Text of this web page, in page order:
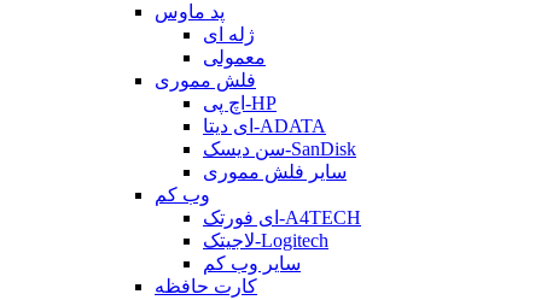
پد ماوس
ژله ای
معمولی
فلش مموری
اچ پی-HP
ای دیتا-ADATA
سن دیسک-SanDisk
سایر فلش مموری
وب کم
ای فورتک-A4TECH
لاجیتک-Logitech
سایر وب کم
کارت حافظه